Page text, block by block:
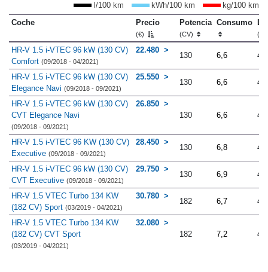
l/100 km kWh/100 km
kg/100 km
Coche
Precio
(€)
Potencia
(CV)
Consumo
HR-V 1.5 i-VTEC 96 kW (130 CV)
Comfort (09/2018 - 04/2021)
22.480
130 6,6
HR-V 1.5 i-VTEC 96 kW (130 CV)
Elegance Navi (09/2018 - 09/2021)
25.550
130 6,6
HR-V 1.5 i-VTEC 96 kW (130 CV)
CVT Elegance Navi
(09/2018 - 09/2021)
26.850
130
6,6
HR-V 1.5 i-VTEC 96 KW (130 CV)
Executive (09/2018 - 09/2021)
28.450
130 6,8
HR-V 1.5 i-VTEC 96 kW (130 CV)
CVT Executive (09/2018 - 09/2021)
29.750
130 6,9
HR-V 1.5 VTEC Turbo 134 KW
(182 CV) Sport (03/2019 - 04/2021)
30.780
182 6,7
HR-V 1.5 VTEC Turbo 134 KW
(182 CV) CVT Sport
(03/2019 - 04/2021)
32.080
182
7,2